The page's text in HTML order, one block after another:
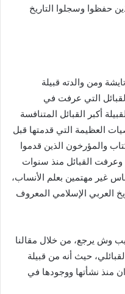
حفظوا وسجلوا التاريخ
ومن والدته قبيلة
التي عرفت في
أكبر القبائل المتنافسة
العظيمة التي قدمتها قبل
والمؤرخون الذين قدموا
وعرفت القبائل منذ سنوات
غير مهتمين بعلم الأنساب،
العربي الإسلامي المعروف
وش يرجع، من خلال مقالنا
حيث أنه من قبيلة
منذ نشأتها ووجودها في